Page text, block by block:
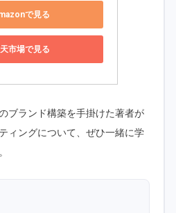
で見る
市場で見る
ブランド構築を手掛けた著者が
ィングについて、ぜひ一緒に学